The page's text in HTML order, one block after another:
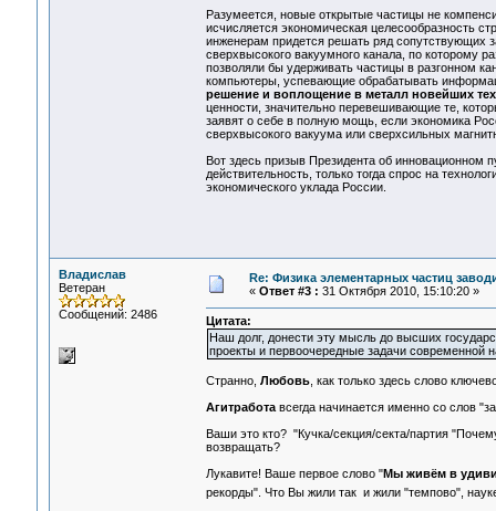
Разумеется, новые открытые частицы не
исчисляется экономическая целесообразность
инженерам придется решать ряд сопутствующих
сверхвысокого вакуумного канала, по которому
позволяли бы удерживать частицы в разгонном
компьютеры, успевающие обрабатывать
решение и воплощение в металл новейших
ценности, значительно перевешивающие те,
заявят о себе в полную мощь, если экономика
сверхвысокого вакуума или сверхсильных
Вот здесь призыв Президента об инновационном
действительность, только тогда спрос на
экономического уклада России.
Владислав
Ветеран
Сообщений: 2486
Re: Физика элементарных частиц
« Ответ #3 : 31 Октября 2010, 15:10:20 »
Цитата:
Наш долг, донести эту мысль до высших
проекты и первоочередные задачи современной
Странно, Любовь, как только здесь слово
Агитработа всегда начинается именно со слов
Ваши это кто? "Кучка/секция/секта/партия
возвращать?
Лукавите! Ваше первое слово "Мы живём в
рекорды". Что Вы жили так и жили "темпово",